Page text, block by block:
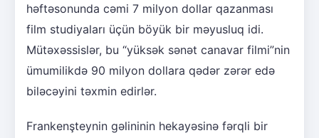
həftəsonunda cəmi 7 milyon dollar qazanması
film studiyaları üçün böyük bir məyusluq idi.
Mütəxəssislər, bu “yüksək sənət canavar filmi”nin
ümumilikdə 90 milyon dollara qədər zərər edə
biləcəyini təxmin edirlər.
Frankenşteynin gəlininin hekayəsinə fərqli bir